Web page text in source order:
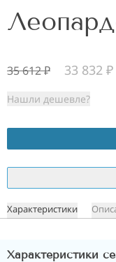
35 612₽ 33 832 ₽
Нашли дешевле?
Характеристики
Характеристики